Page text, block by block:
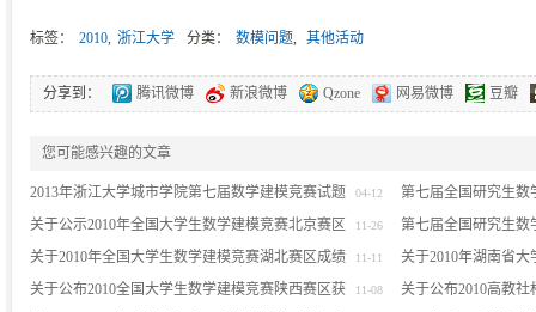
标签： 2010, 浙江大学 分类： 数模问题, 其他活动
分享到： 腾讯微博 新浪微博 Qzone 网易微博 豆瓣
您可能感兴趣的文章
04-12
2013年浙江大学城市学院第七届数学建模竞赛试题 第七届全国研究生数
11-26
关于公示2010年全国大学生数学建模竞赛北京赛区
获奖名单的通知
第七届全国研究生数
11-11
关于2010年全国大学生数学建模竞赛湖北赛区成绩
异议的通知
关于2010年湖南省
生数学建模竞赛湖南
11-08
关于公布2010全国大学生数学建模竞赛陕西赛区获
关于公布2010高教